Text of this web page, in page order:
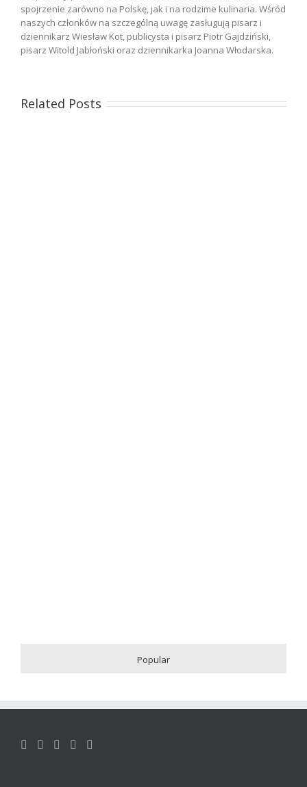
spojrzenie zarówno na Polskę, jak i na rodzime kulinaria. Wśród
naszych członków na szczególną uwagę zasługują pisarz i
dziennikarz Wiesław Kot, publicysta i pisarz Piotr Gajdziński,
pisarz Witold Jabłoński oraz dziennikarka Joanna Włodarska.
Related Posts
Popular